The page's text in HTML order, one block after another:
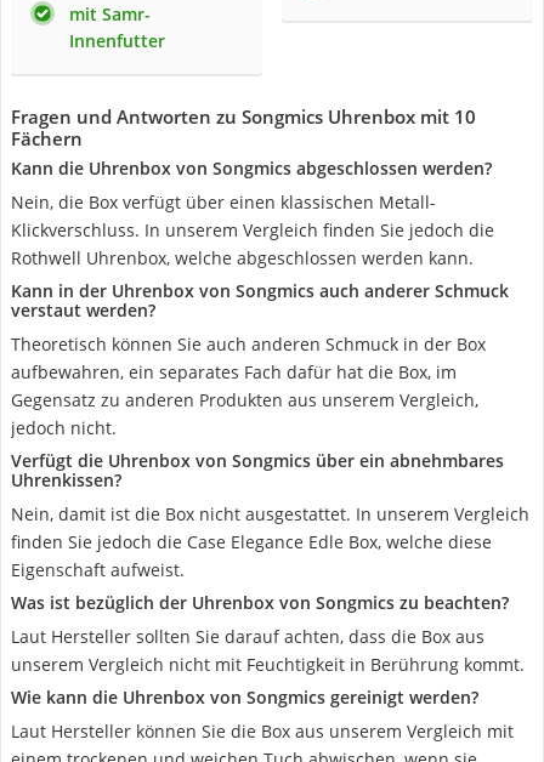
mit Samr-
Innenfutter
Fragen und Antworten zu Songmics Uhrenbox mit 10
Fächern
Kann die Uhrenbox von Songmics abgeschlossen werden?
Nein, die Box verfügt über einen klassischen Metall-
Klickverschluss. In unserem Vergleich finden Sie jedoch die
Rothwell Uhrenbox, welche abgeschlossen werden kann.
Kann in der Uhrenbox von Songmics auch anderer Schmuck
verstaut werden?
Theoretisch können Sie auch anderen Schmuck in der Box
aufbewahren, ein separates Fach dafür hat die Box, im
Gegensatz zu anderen Produkten aus unserem Vergleich,
jedoch nicht.
Verfügt die Uhrenbox von Songmics über ein abnehmbares
Uhrenkissen?
Nein, damit ist die Box nicht ausgestattet. In unserem Vergleich
finden Sie jedoch die Case Elegance Edle Box, welche diese
Eigenschaft aufweist.
Was ist bezüglich der Uhrenbox von Songmics zu beachten?
Laut Hersteller sollten Sie darauf achten, dass die Box aus
unserem Vergleich nicht mit Feuchtigkeit in Berührung kommt.
Wie kann die Uhrenbox von Songmics gereinigt werden?
Laut Hersteller können Sie die Box aus unserem Vergleich mit